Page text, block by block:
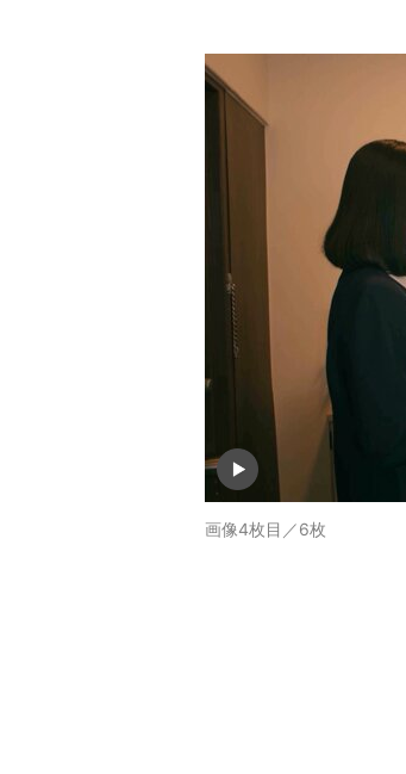
画像4枚目／6枚